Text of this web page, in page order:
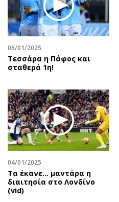
06/01/2025
Τεσσάρα η Πάφος και
σταθερά 1η!
04/01/2025
Τα έκανε… μαντάρα η
διαιτησία στο Λονδίνο
(vid)